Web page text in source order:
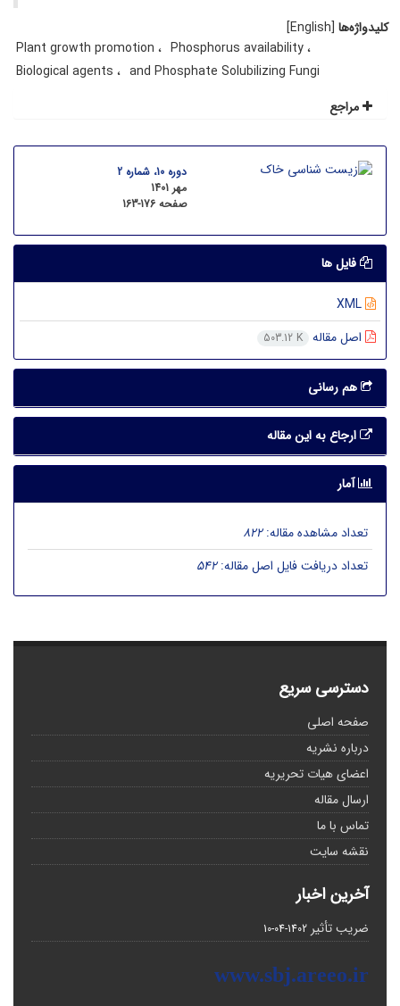
کلیدواژه‌ها [English]
‌‌Plant growth promotion
Phosphorus availability
Biological agents
and Phosphate Solubilizing Fungi
مراجع
دوره 10، شماره 2
مهر 1401
صفحه 163-176
فایل ها
اصل مقاله 503.12 K
هم رسانی
ارجاع به این مقاله
آمار
تعداد مشاهده مقاله:822
تعداد دریافت فایل اصل مقاله:542
دسترسی سریع
صفحه اصلی
درباره نشریه
اعضای هیات تحریریه
ارسال مقاله
تماس با ما
نقشه سایت
آخرین اخبار
ضریب تأثیر 1402-04-10
www.sbj.areeo.ir